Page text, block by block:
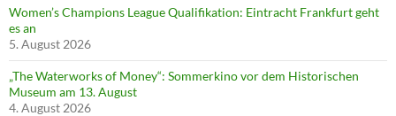
Women’s Champions League Qualifikation: Eintracht Frankfurt geht
es an
5. August 2026
„The Waterworks of Money“: Sommerkino vor dem Historischen
Museum am 13. August
4. August 2026